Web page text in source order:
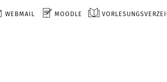
WEBMAIL MOODLE